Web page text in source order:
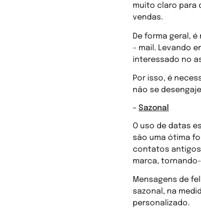
muito claro para
vendas.
De forma geral,
– mail. Levando
interessado no
Por isso, é
não se
– Sazonal
O uso de datas
são uma ótima
contatos
marca,
Mensagens de
sazonal, na
personalizado.